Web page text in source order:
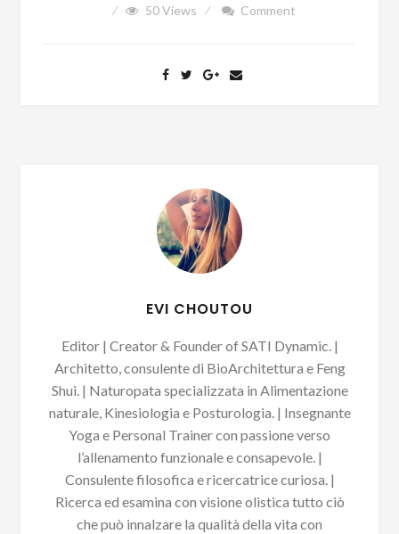
50Views Comment
EVI CHOUTOU
Editor | Creator & Founder of SATI Dynamic. |
Architetto, consulente di BioArchitettura e Feng
Shui. | Naturopata specializzata in Alimentazione
naturale, Kinesiologia e Posturologia. | Insegnante
Yoga e Personal Trainer con passione verso
l’allenamento funzionale e consapevole. |
Consulente filosofica e ricercatrice curiosa. |
Ricerca ed esamina con visione olistica tutto ciò
che può innalzare la qualità della vita con